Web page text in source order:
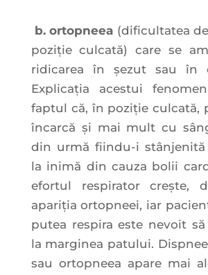
b. ortopneea (dificultatea
poziţie culcată) care se
ridicarea în şezut sau în
Explicaţia acestui
faptul că, în poziţie culcată,
încarcă şi mai mult cu
din urmă fiindu-i stânjenită
la inimă din cauza bolii
efortul respirator creşte,
apariţia ortopneei, iar
putea respira este nevoit
la marginea patului.
sau ortopneea apare mai